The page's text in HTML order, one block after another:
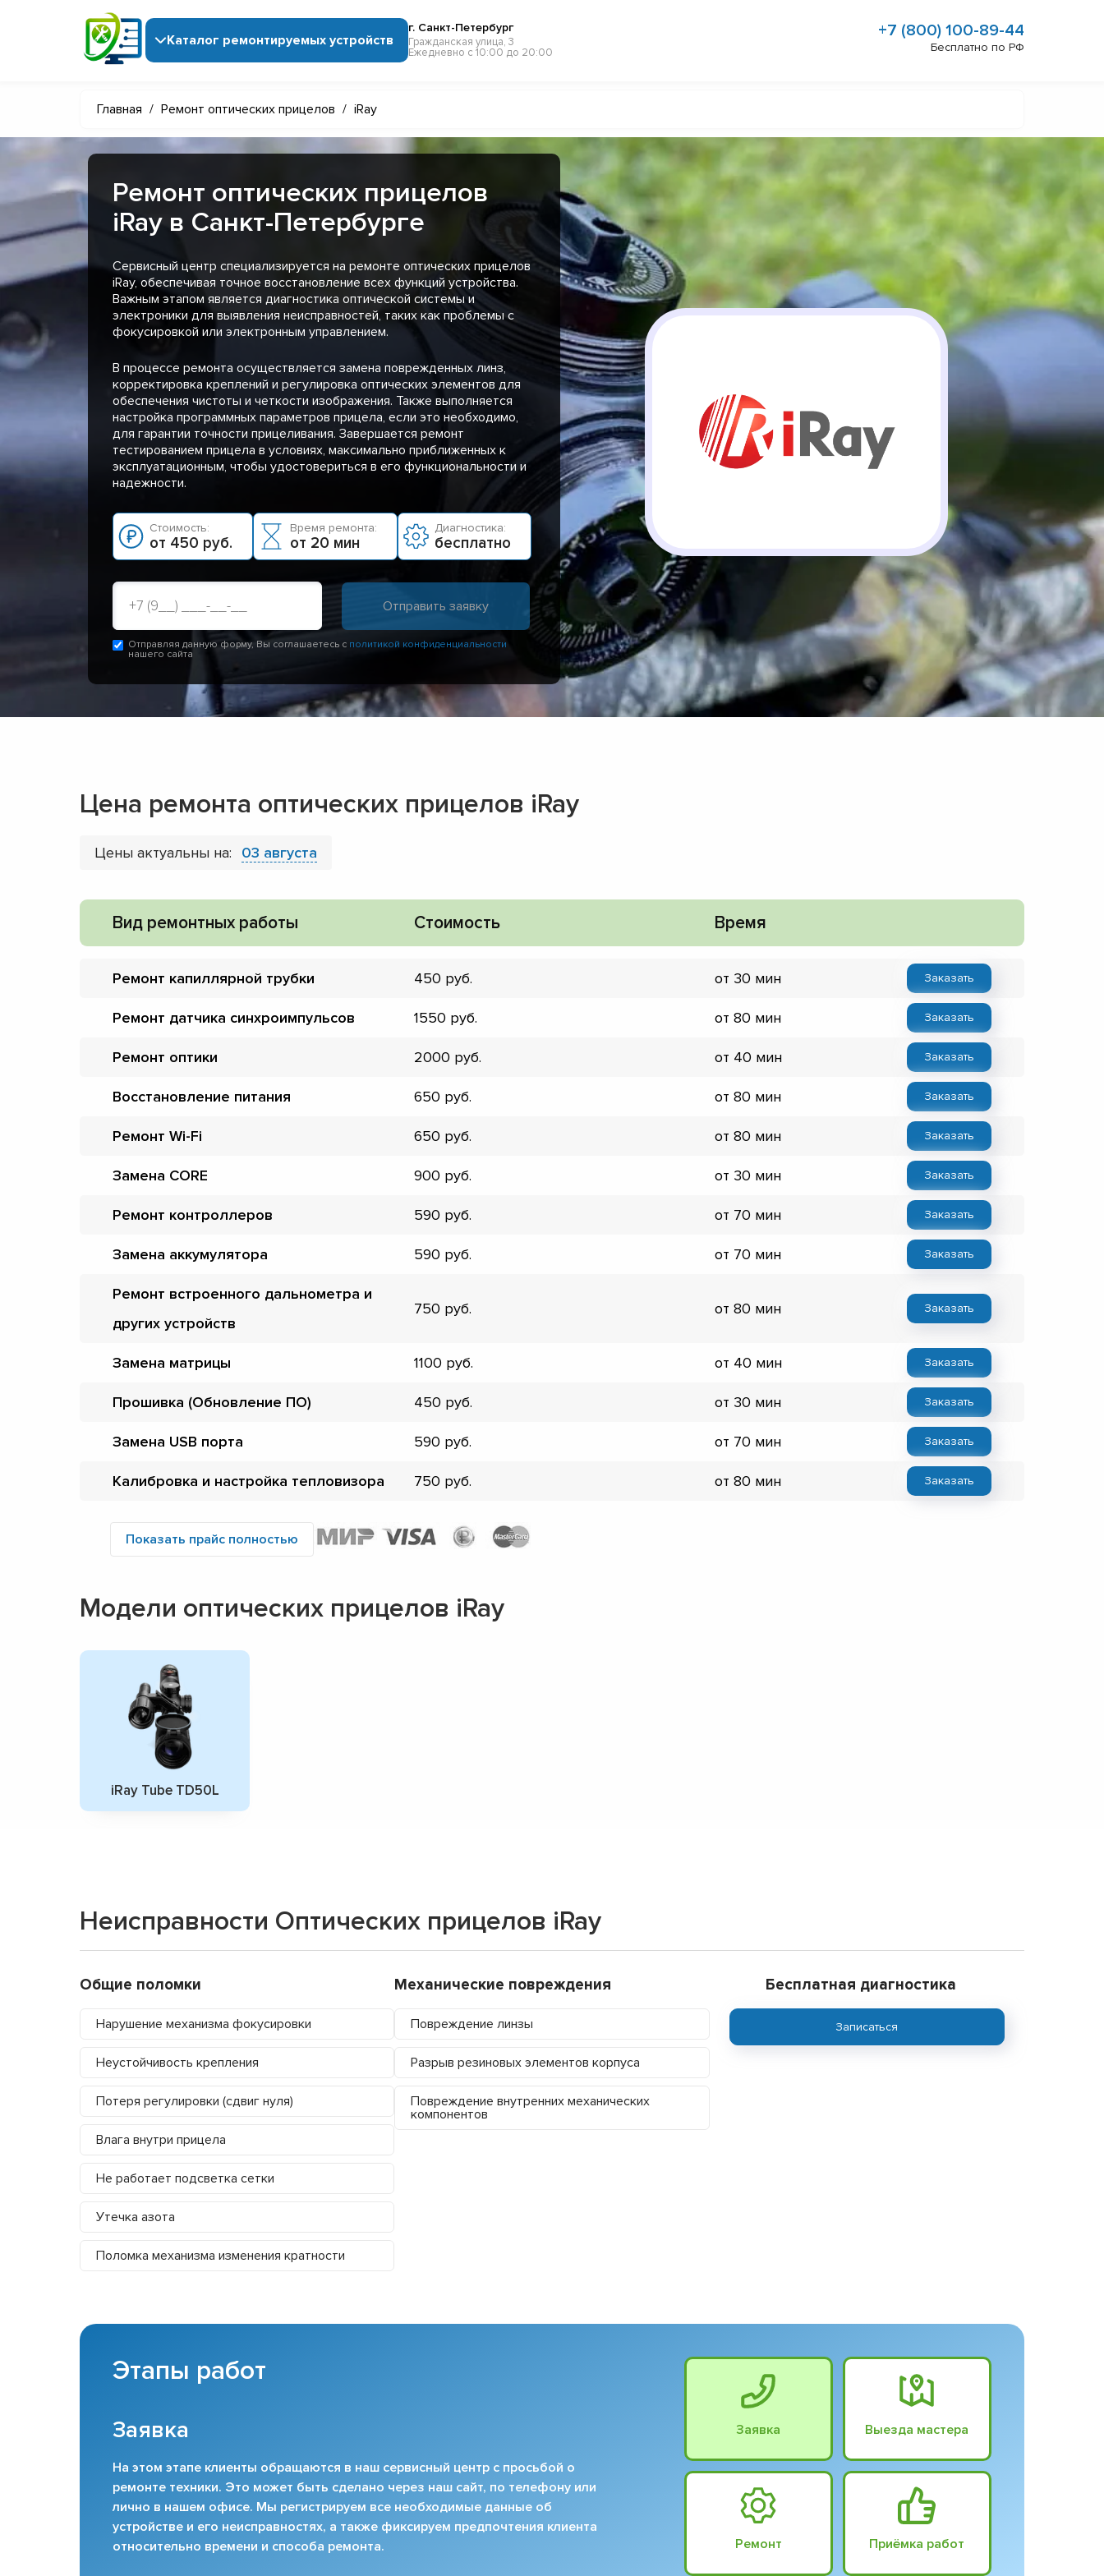
Каталог ремонтируемых устройств
г. Санкт-Петербург
Гражданская улица, 3
Ежедневно с 10:00 до 20:00
+7 (800) 100-89-44
Бесплатно по РФ
Главная / Ремонт оптических прицелов / iRay
Ремонт оптических прицелов
iRay в Санкт-Петербурге
Сервисный центр специализируется на ремонте оптических прицелов
iRay, обеспечивая точное восстановление всех функций устройства.
Важным этапом является диагностика оптической системы и
электроники для выявления неисправностей, таких как проблемы с
фокусировкой или электронным управлением.
В процессе ремонта осуществляется замена поврежденных линз,
корректировка креплений и регулировка оптических элементов для
обеспечения чистоты и четкости изображения. Также выполняется
настройка программных параметров прицела, если это необходимо,
для гарантии точности прицеливания. Завершается ремонт
тестированием прицела в условиях, максимально приближенных к
эксплуатационным, чтобы удостовериться в его функциональности и
надежности.
Стоимость:
от 450 руб.
Время ремонта:
от 20 мин
Диагностика:
бесплатно
Отправляя данную форму, Вы соглашаетесь с политикой конфиденциальности
нашего сайта
Цена ремонта оптических прицелов iRay
Цены актуальны на: 03 августа
Вид ремонтных работы Стоимость Время
Ремонт капиллярной трубки 450 от 30 мин Заказать
Ремонт датчика синхроимпульсов 1550 от 80 мин Заказать
Ремонт оптики 2000 от 40 мин Заказать
Восстановление питания 650 от 80 мин Заказать
Ремонт Wi-Fi 650 от 80 мин Заказать
Замена CORE 900 от 30 мин Заказать
Ремонт контроллеров 590 от 70 мин Заказать
Замена аккумулятора 590 от 70 мин Заказать
Ремонт встроенного дальнометра и
других устройств
750 от 80 мин Заказать
Замена матрицы 1100 от 40 мин Заказать
Прошивка (Обновление ПО) 450 от 30 мин Заказать
Замена USB порта 590 от 70 мин Заказать
Калибровка и настройка тепловизора 750 от 80 мин Заказать
Показать прайс полностью
Модели оптических прицелов iRay
iRay Tube TD50L
Неисправности Оптических прицелов iRay
Общие поломки
Нарушение механизма фокусировки
Неустойчивость крепления
Потеря регулировки (сдвиг нуля)
Влага внутри прицела
Не работает подсветка сетки
Утечка азота
Поломка механизма изменения кратности
Механические повреждения
Повреждение линзы
Разрыв резиновых элементов корпуса
Повреждение внутренних механических
компонентов
Бесплатная диагностика
Записаться
Этапы работ
Заявка
На этом этапе клиенты обращаются в наш сервисный центр с просьбой о
ремонте техники. Это может быть сделано через наш сайт, по телефону или
лично в нашем офисе. Мы регистрируем все необходимые данные об
устройстве и его неисправностях, а также фиксируем предпочтения клиента
относительно времени и способа ремонта.
Заявка Выезда мастера
Ремонт Приёмка работ